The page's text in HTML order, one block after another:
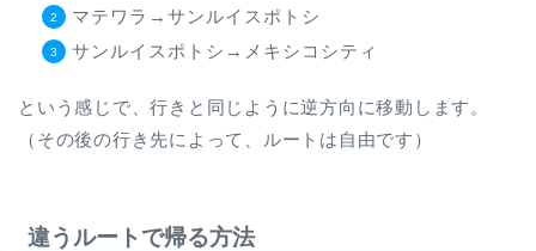
マテワラ→サンルイスポトシ
サンルイスポトシ→メキシコシティ
という感じで、行きと同じように逆方向に移動します。
（その後の行き先によって、ルートは自由です）
違うルートで帰る方法